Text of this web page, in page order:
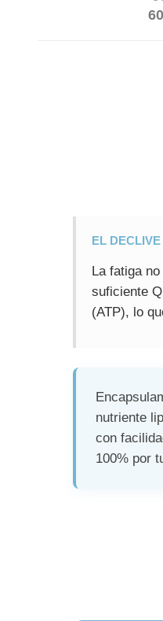
EL
La fatiga
suficiente
(ATP), lo
nutriente
con
100% por